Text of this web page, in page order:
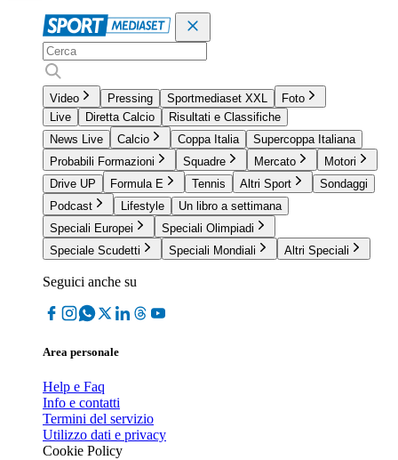
Video Pressing Sportmediaset XXL
Foto
Live
Diretta Calcio
Risultati e Classifiche
News Live
Calcio Coppa Italia
Supercoppa Italiana
Probabili Formazioni
Squadre Mercato
Motori
Drive UP
Formula E Tennis Altri Sport
Sondaggi
Podcast
Lifestyle
Un libro a settimana
Speciali Europei
Speciali Olimpiadi
Speciale Scudetti
Speciali Mondiali Altri Speciali
Seguici anche su
Area personale
Help e Faq
Info e contatti
Termini del servizio
Utilizzo dati e privacy
Cookie Policy